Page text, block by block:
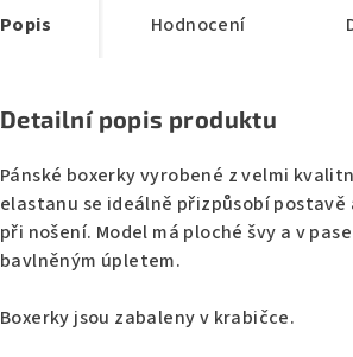
Popis Hodnocení
Detailní popis produktu
Pánské boxerky vyrobené z velmi
elastanu se ideálně přizpůsobí
při nošení. Model má ploché švy a v
bavlněným úpletem.
Boxerky jsou zabaleny v krabičce.